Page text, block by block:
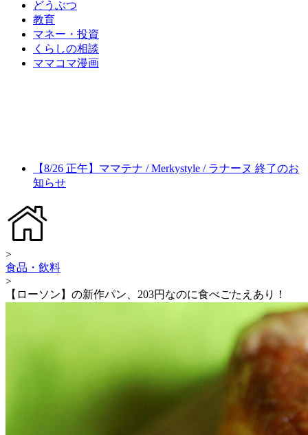
どうぶつ
教育
マネー・投資
くらしの相談
ママコマ漫画
【8/26 正午】ママテナ / Merkystyle / ラナーヌ 終了のお
知らせ
>
食品・飲料
>
【ローソン】の新作パン、203円なのに食べごたえあり！